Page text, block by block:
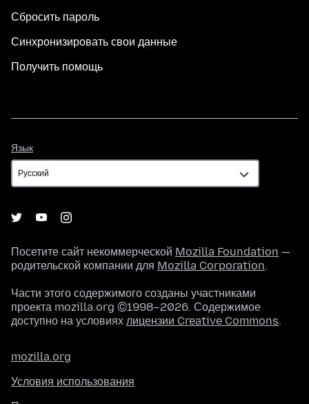
Сбросить пароль
Синхронизировать свои данные
Получить помощь
Язык
Посетите сайт некоммерческой Mozilla Foundation —
родительской компании для Mozilla Corporation.
Части этого содержимого созданы участниками
проекта mozilla.org ©1998–2026. Содержимое
доступно на условиях лицензии Creative Commons.
mozilla.org
Условия использования